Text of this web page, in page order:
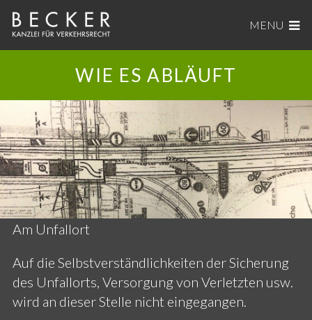
MENU
WIE ES ABLÄUFT
Am Unfallort
Auf die Selbstverständlichkeiten der Sicherung
des Unfallorts, Versorgung von Verletzten usw.
wird an dieser Stelle nicht eingegangen.